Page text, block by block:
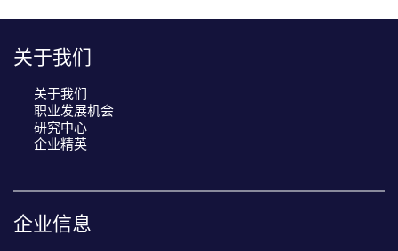
关于我们
关于我们
职业发展机会
研究中心
企业精英
企业信息